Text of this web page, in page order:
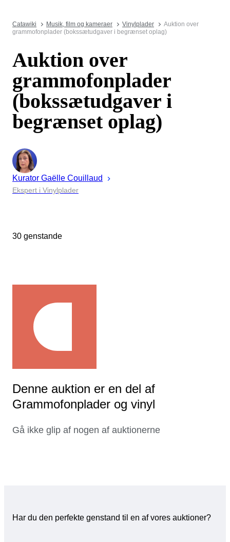
Catawiki Musik, film og kameraer Vinylplader
Auktion over
grammofonplader (bokssætudgaver i begrænset oplag)
Auktion over
grammofonplader
(bokssætudgaver i
begrænset oplag)
Kurator Gaëlle Couillaud
Ekspert i Vinylplader
30 genstande
Denne auktion er en del af
Grammofonplader og vinyl
Gå ikke glip af nogen af auktionerne
Har du den perfekte genstand til en af vores auktioner?